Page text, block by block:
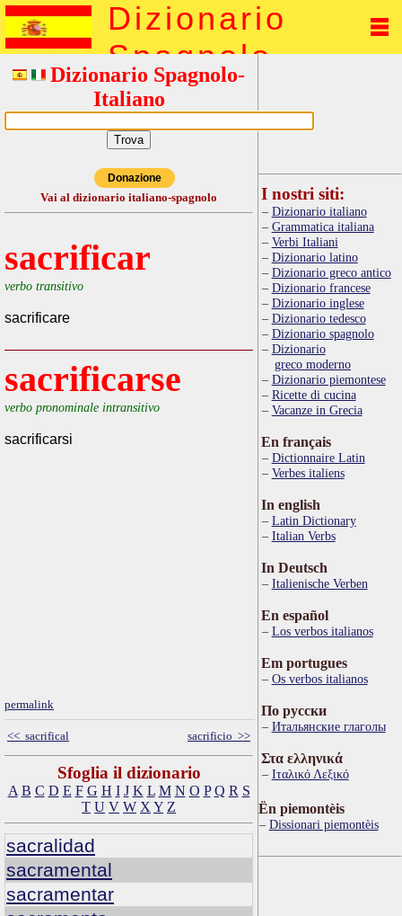
Dizionario
Spagnolo
Dizionario Spagnolo-
Italiano
Donazione
Vai al dizionario italiano-spagnolo
sacrificar
verbo transitivo
sacrificare
sacrificarse
verbo pronominale intransitivo
sacrificarsi
permalink
<< sacrifical sacrificio >>
Sfoglia il dizionario
A B C D E F G H I J K L M N O P Q R S
T U V W X Y Z
sacralidad
sacramental
sacramentar
I nostri siti:
Dizionario italiano
Grammatica italiana
Verbi Italiani
Dizionario latino
Dizionario greco antico
Dizionario francese
Dizionario inglese
Dizionario tedesco
Dizionario spagnolo
Dizionario
greco moderno
Dizionario piemontese
Ricette di cucina
Vacanze in Grecia
En français
Dictionnaire Latin
Verbes italiens
In english
Latin Dictionary
Italian Verbs
In Deutsch
Italienische Verben
En español
Los verbos italianos
Em portugues
Os verbos italianos
По русски
Итальянские глаголы
Στα ελληνικά
Ιταλικό Λεξικό
Ën piemontèis
Dissionari piemontèis